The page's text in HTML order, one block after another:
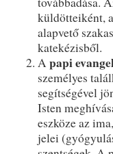
küldötteiként,
alapvető
katekézisből.
A papi
személyes
segítségével
Isten
eszköze az
jelei